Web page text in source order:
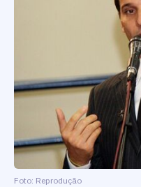
Foto: Reprodução